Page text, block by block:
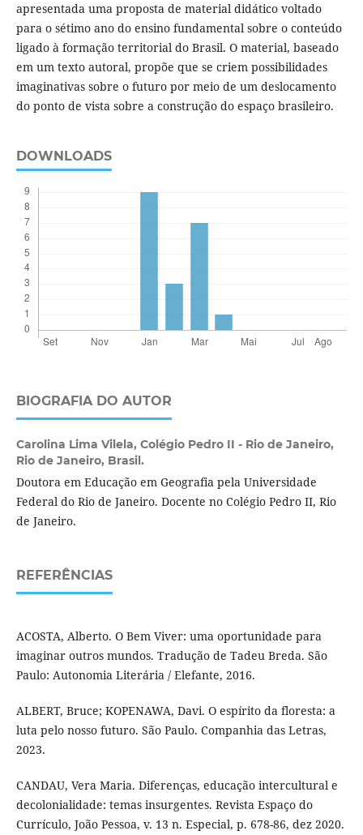
apresentada uma proposta de material didático voltado
para o sétimo ano do ensino fundamental sobre o conteúdo
ligado à formação territorial do Brasil. O material, baseado
em um texto autoral, propõe que se criem possibilidades
imaginativas sobre o futuro por meio de um deslocamento
do ponto de vista sobre a construção do espaço brasileiro.
DOWNLOADS
BIOGRAFIA DO AUTOR
Carolina Lima Vilela, Colégio Pedro II - Rio de Janeiro,
Rio de Janeiro, Brasil.
Doutora em Educação em Geografia pela Universidade
Federal do Rio de Janeiro. Docente no Colégio Pedro II, Rio
de Janeiro.
REFERÊNCIAS
ACOSTA, Alberto. O Bem Viver: uma oportunidade para
imaginar outros mundos. Tradução de Tadeu Breda. São
Paulo: Autonomia Literária / Elefante, 2016.
ALBERT, Bruce; KOPENAWA, Davi. O espírito da floresta: a
luta pelo nosso futuro. São Paulo. Companhia das Letras,
2023.
CANDAU, Vera Maria. Diferenças, educação intercultural e
decolonialidade: temas insurgentes. Revista Espaço do
Currículo, João Pessoa, v. 13 n. Especial, p. 678-86, dez 2020.